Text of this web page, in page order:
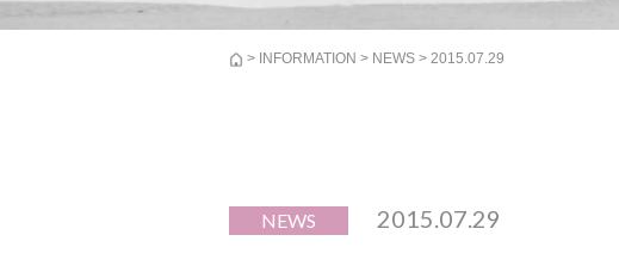
> INFORMATION > NEWS > 2015.07.29
NEWS 2015.07.29